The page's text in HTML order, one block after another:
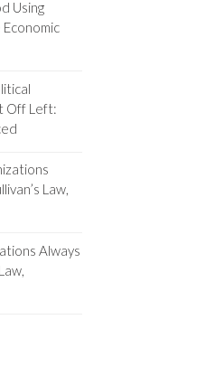
Using
Off Left:
Law,
Always